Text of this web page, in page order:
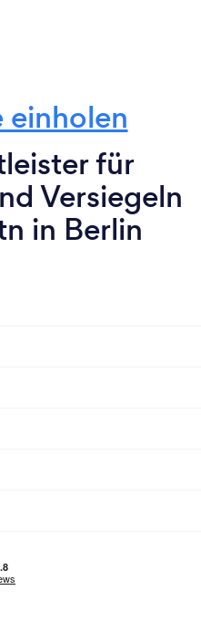
für
Versiegeln
in Berlin